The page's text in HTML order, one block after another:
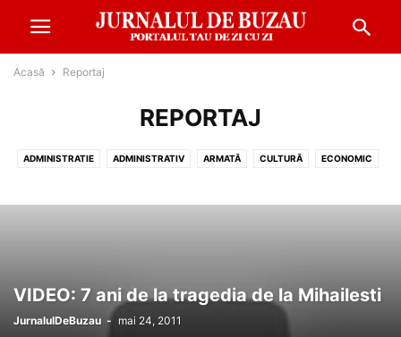
Acasă Reportaj
REPORTAJ
ADMINISTRATIE ADMINISTRATIV ARMATĂ CULTURĂ ECONOMIC
REPORTAJ SANATATE SOCIAL SPORT
VIDEO: 7 ani de la tragedia de la Mihailesti
JurnalulDeBuzau - mai 24, 2011